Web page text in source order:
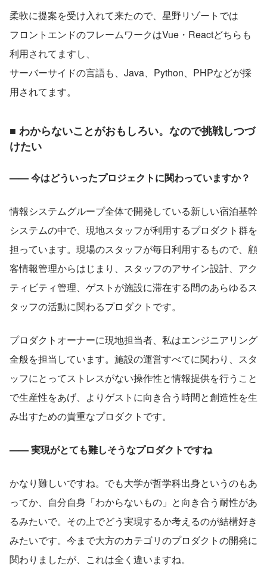
柔軟に提案を受け入れて来たので、星野リゾートでは
フロントエンドのフレームワークはVue・Reactどちらも
利用されてますし、
サーバーサイドの言語も、Java、Python、PHPなどが採
用されてます。
■ わからないことがおもしろい。なので挑戦しつづ
けたい
—— 今はどういったプロジェクトに関わっていますか？
情報システムグループ全体で開発している新しい宿泊基幹
システムの中で、現地スタッフが利用するプロダクト群を
担っています。現場のスタッフが毎日利用するもので、顧
客情報管理からはじまり、スタッフのアサイン設計、アク
ティビティ管理、ゲストが施設に滞在する間のあらゆるス
タッフの活動に関わるプロダクトです。
プロダクトオーナーに現地担当者、私はエンジニアリング
全般を担当しています。施設の運営すべてに関わり、スタ
ッフにとってストレスがない操作性と情報提供を行うこと
で生産性をあげ、よりゲストに向き合う時間と創造性を生
み出すための貴重なプロダクトです。
—— 実現がとても難しそうなプロダクトですね
かなり難しいですね。でも大学が哲学科出身というのもあ
ってか、自分自身「わからないもの」と向き合う耐性があ
るみたいで。その上でどう実現するか考えるのが結構好き
みたいです。今まで大方のカテゴリのプロダクトの開発に
関わりましたが、これは全く違いますね。